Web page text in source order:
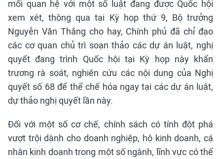
mối quan hệ với một số luật đang được Quốc hội
xem xét, thông qua tại Kỳ họp thứ 9, Bộ trưởng
Nguyễn Văn Thắng cho hay, Chính phủ đã chỉ đạo
các cơ quan chủ trì soạn thảo các dự án luật, nghị
quyết đang trình Quốc hội tại Kỳ họp này khẩn
trương rà soát, nghiên cứu các nội dung của Nghị
quyết số 68 để thể chế hóa ngay tại các dự án luật,
dự thảo nghị quyết lần này.
Đối với một số cơ chế, chính sách có tính đột phá
vượt trội dành cho doanh nghiệp, hộ kinh doanh, cá
nhân kinh doanh trong một số ngành, lĩnh vực có thể